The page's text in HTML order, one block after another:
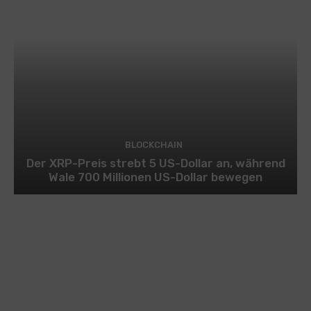
BLOCKCHAIN
Der XRP-Preis strebt 5 US-Dollar an, während
Wale 700 Millionen US-Dollar bewegen